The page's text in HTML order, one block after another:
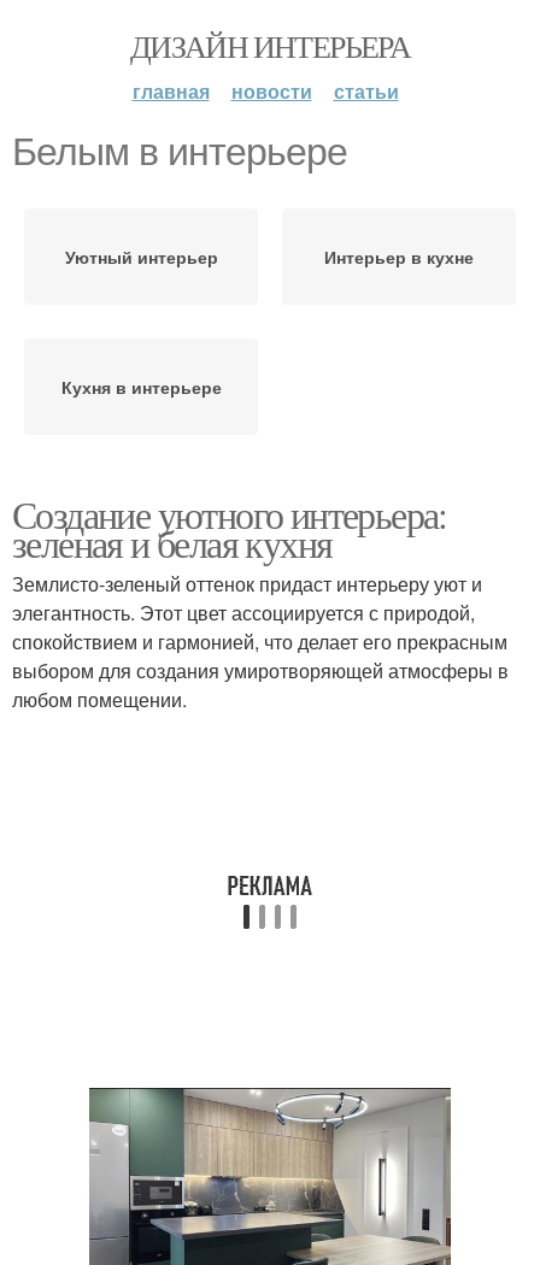
ДИЗАЙН ИНТЕРЬЕРА
главная новости статьи
Белым в интерьере
Уютный интерьер Интерьер в кухне
Кухня в интерьере
Создание уютного интерьера:
зеленая и белая кухня
Землисто-зеленый оттенок придаст интерьеру уют и
элегантность. Этот цвет ассоциируется с природой,
спокойствием и гармонией, что делает его прекрасным
выбором для создания умиротворяющей атмосферы в
любом помещении.